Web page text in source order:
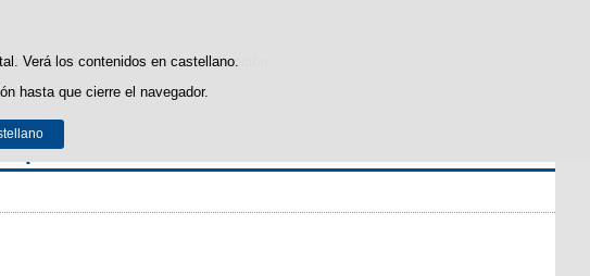
estadísticas de uso y satisfacción.
aviso legal.
Verá los contenidos en castellano.
hasta que cierre el navegador.